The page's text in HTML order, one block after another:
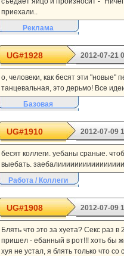
приехали..
Реклама
UG#1928 2012-07-21
о, человеки, как бесят эти "новые"
танцевальная, это дерьмо! Все
Базовая
UG#1910 2012-07-09
бесят коллеги. уебаны сраные.
выебать.
Работа / Коллеги
UG#1908 2012-07-09
Блять что это за хуета? Секс раз
пришел - ебанный в рот!!! хоть бы
хуя не устал, я блять только что